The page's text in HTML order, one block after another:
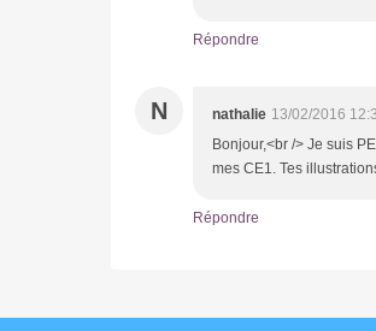
Répondre
N nathalie 13/02/2016
Bonjour,<br /> Je suis
mes CE1. Tes
Répondre